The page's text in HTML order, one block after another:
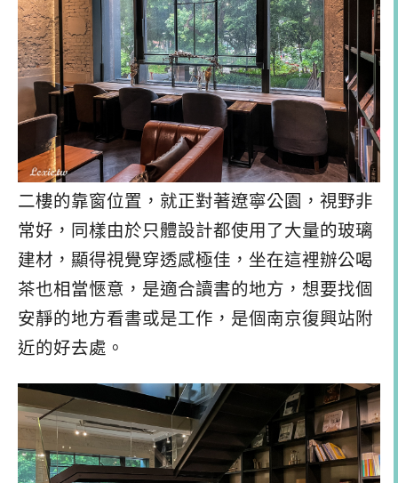
二樓的靠窗位置，就正對著遼寧公園，視野非
常好，同樣由於只體設計都使用了大量的玻璃
建材，顯得視覺穿透感極佳，坐在這裡辦公喝
茶也相當愜意，是適合讀書的地方，想要找個
安靜的地方看書或是工作，是個南京復興站附
近的好去處。